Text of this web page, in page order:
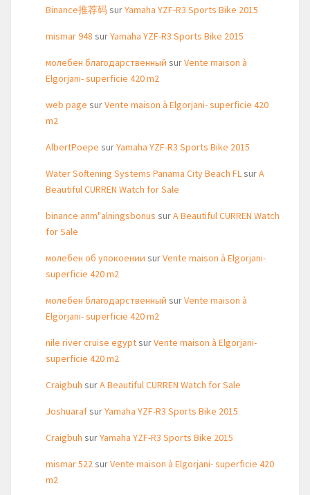
Binance推荐码surYamaha YZF-R3 Sports Bike 2015
mismar 948 surYamaha YZF-R3 Sports Bike 2015
молебен благодарственный surVente maison à
Elgorjani- superficie 420 m2
web page surVente maison à Elgorjani- superficie 420
m2
AlbertPoepe surYamaha YZF-R3 Sports Bike 2015
Water Softening Systems Panama City Beach FLsurA
Beautiful CURREN Watch for Sale
binance anm"alningsbonus surA Beautiful CURREN Watch
for Sale
молебен об упокоении surVente maison à Elgorjani-
superficie 420 m2
молебен благодарственный surVente maison à
Elgorjani- superficie 420 m2
nile river cruise egyptsurVente maison à Elgorjani-
superficie 420 m2
Craigbuh surA Beautiful CURREN Watch for Sale
JoshuarafsurYamaha YZF-R3 Sports Bike 2015
Craigbuh surYamaha YZF-R3 Sports Bike 2015
mismar 522surVente maison à Elgorjani- superficie 420
m2